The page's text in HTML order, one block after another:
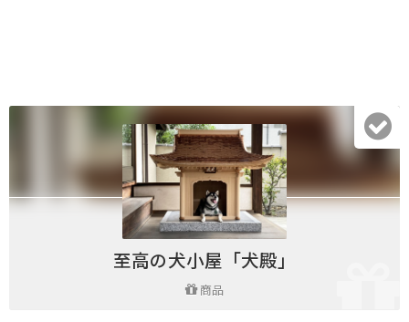
至高の犬小屋「犬殿」
商品